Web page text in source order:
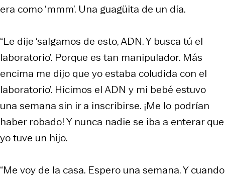
era como ‘mmm’. Una guagüita de un día.
“Le dije ‘salgamos de esto, ADN. Y busca tú el
laboratorio’. Porque es tan manipulador. Más
encima me dijo que yo estaba coludida con el
laboratorio’. Hicimos el ADN y mi bebé estuvo
una semana sin ir a inscribirse. ¡Me lo podrían
haber robado! Y nunca nadie se iba a enterar que
yo tuve un hijo.
“Me voy de la casa. Espero una semana. Y cuando